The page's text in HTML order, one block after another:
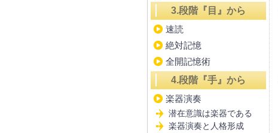
3.段階『目』から
速読
絶対記憶
全開記憶術
4.段階『手』から
楽器演奏
潜在意識は楽器である
楽器演奏と人格形成